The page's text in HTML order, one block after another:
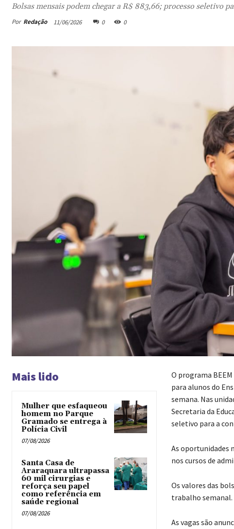
Bolsas mensais podem chegar a R$ 883,66; processo seletivo
Por Redação 11/06/2026 0 0
Mais lido
Mulher que esfaqueou
homem no Parque
Gramado se entrega à
Polícia Civil
07/08/2026
Santa Casa de
Araraquara ultrapassa
60 mil cirurgias e
reforça seu papel
como referência em
saúde regional
07/08/2026
O programa
para alunos do
semana. Nas
Secretaria da
seletivo para a
As oportunidades
nos cursos de
Os valores das
trabalho semanal.
As vagas são